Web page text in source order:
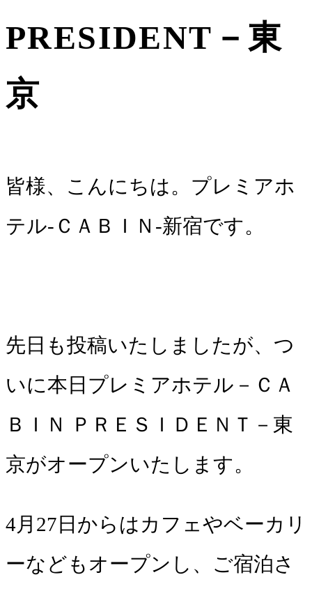
PRESIDENT－東
京
皆様、こんにちは。プレミアホ
テル-ＣＡＢＩＮ-新宿です。
先日も投稿いたしましたが、つ
いに本日プレミアホテル－ＣＡ
ＢＩＮ ＰＲＥＳＩＤＥＮＴ－東
京がオープンいたします。
4月27日からはカフェやベーカリ
ーなどもオープンし、ご宿泊さ